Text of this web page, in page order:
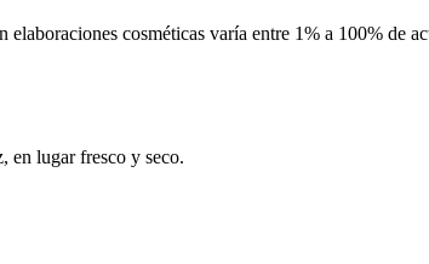
cosméticas varía entre 1% a 100% de
en lugar fresco y seco.